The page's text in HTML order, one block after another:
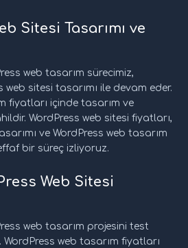
Sitesi Tasarımı ve
web tasarım sürecimiz,
web sitesi tasarımı ile devam eder.
fiyatları içinde tasarım ve
WordPress web sitesi fiyatları,
ve WordPress web tasarım
bir süreç izliyoruz.
Web Sitesi
web tasarım projesini test
WordPress web tasarım fiyatları